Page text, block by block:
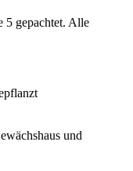
5 gepachtet. Alle
und